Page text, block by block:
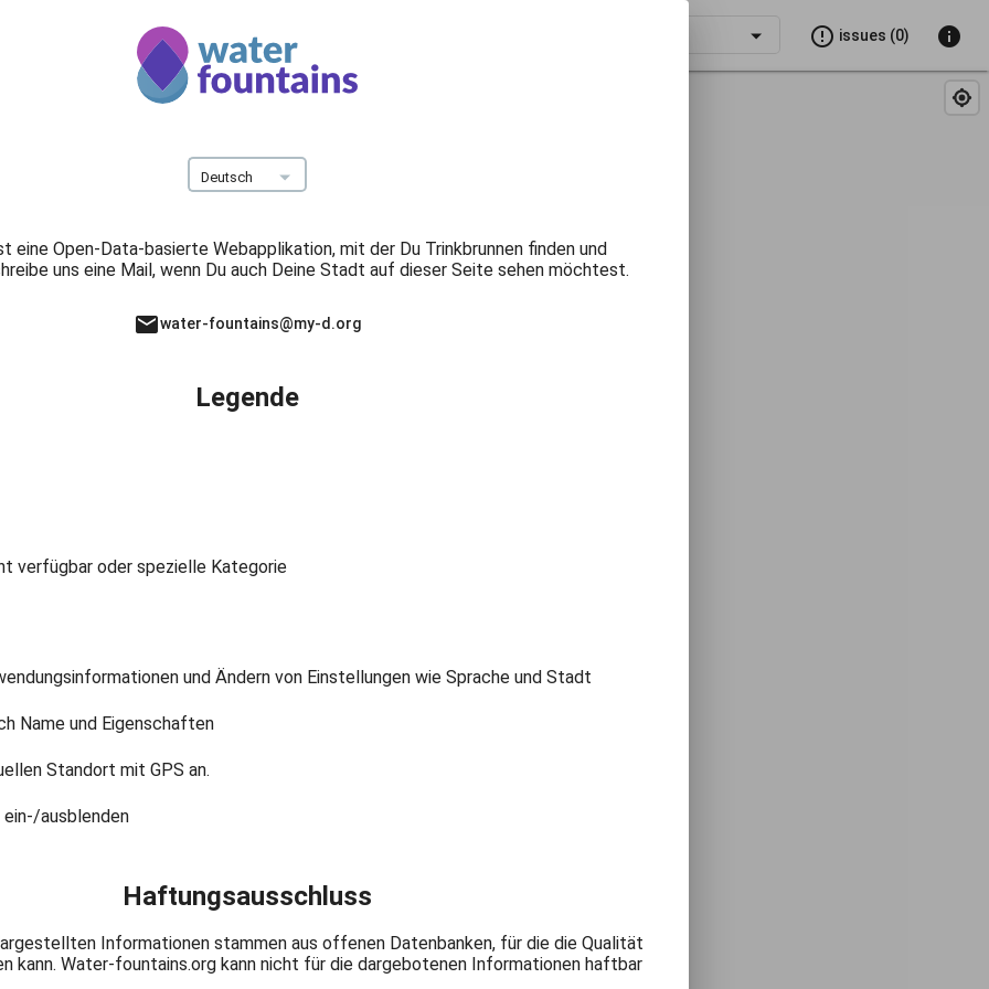
error_outline issues (0) info
Deutsch
eine Open-Data-basierte Webapplikation, mit der Du Trinkbrunnen finden und
uns eine Mail, wenn Du auch Deine Stadt auf dieser Seite sehen möchtest.
mailwater-fountains@my-d.org
Legende
verfügbar oder spezielle Kategorie
und Ändern von Einstellungen wie Sprache und Stadt
Name und Eigenschaften
Standort mit GPS an.
ausblenden
Haftungsausschluss
Informationen stammen aus offenen Datenbanken, für die die Qualität
kann. Water-fountains.org kann nicht für die dargebotenen Informationen haftbar